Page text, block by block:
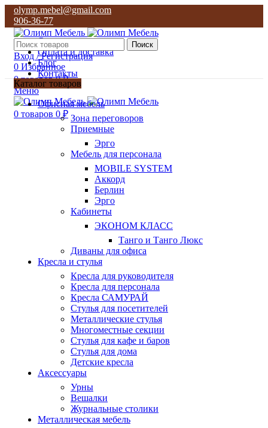
olymp.mebel@gmail.com
906-36-77
О нас
Оплата и доставка
Блог
Контакты
906-36-77
Поиск
Вход / Регистрация
0 Избранное
0товаров 0₽
Меню
0 товаров 0 ₽
Каталог товаров
Офисная мебель
Зона переговоров
Приемные
Эрго
Мебель для персонала
MOBILE SYSTEM
Аккорд
Берлин
Эрго
Кабинеты
ЭКОНОМ КЛАСС
Танго и Танго Люкс
Диваны для офиса
Кресла и стулья
Кресла для руководителя
Кресла для персонала
Кресла САМУРАЙ
Стулья для посетителей
Металлические стулья
Многоместные секции
Стулья для кафе и баров
Стулья для дома
Детские кресла
Аксессуары
Урны
Вешалки
Журнальные столики
Металлическая мебель